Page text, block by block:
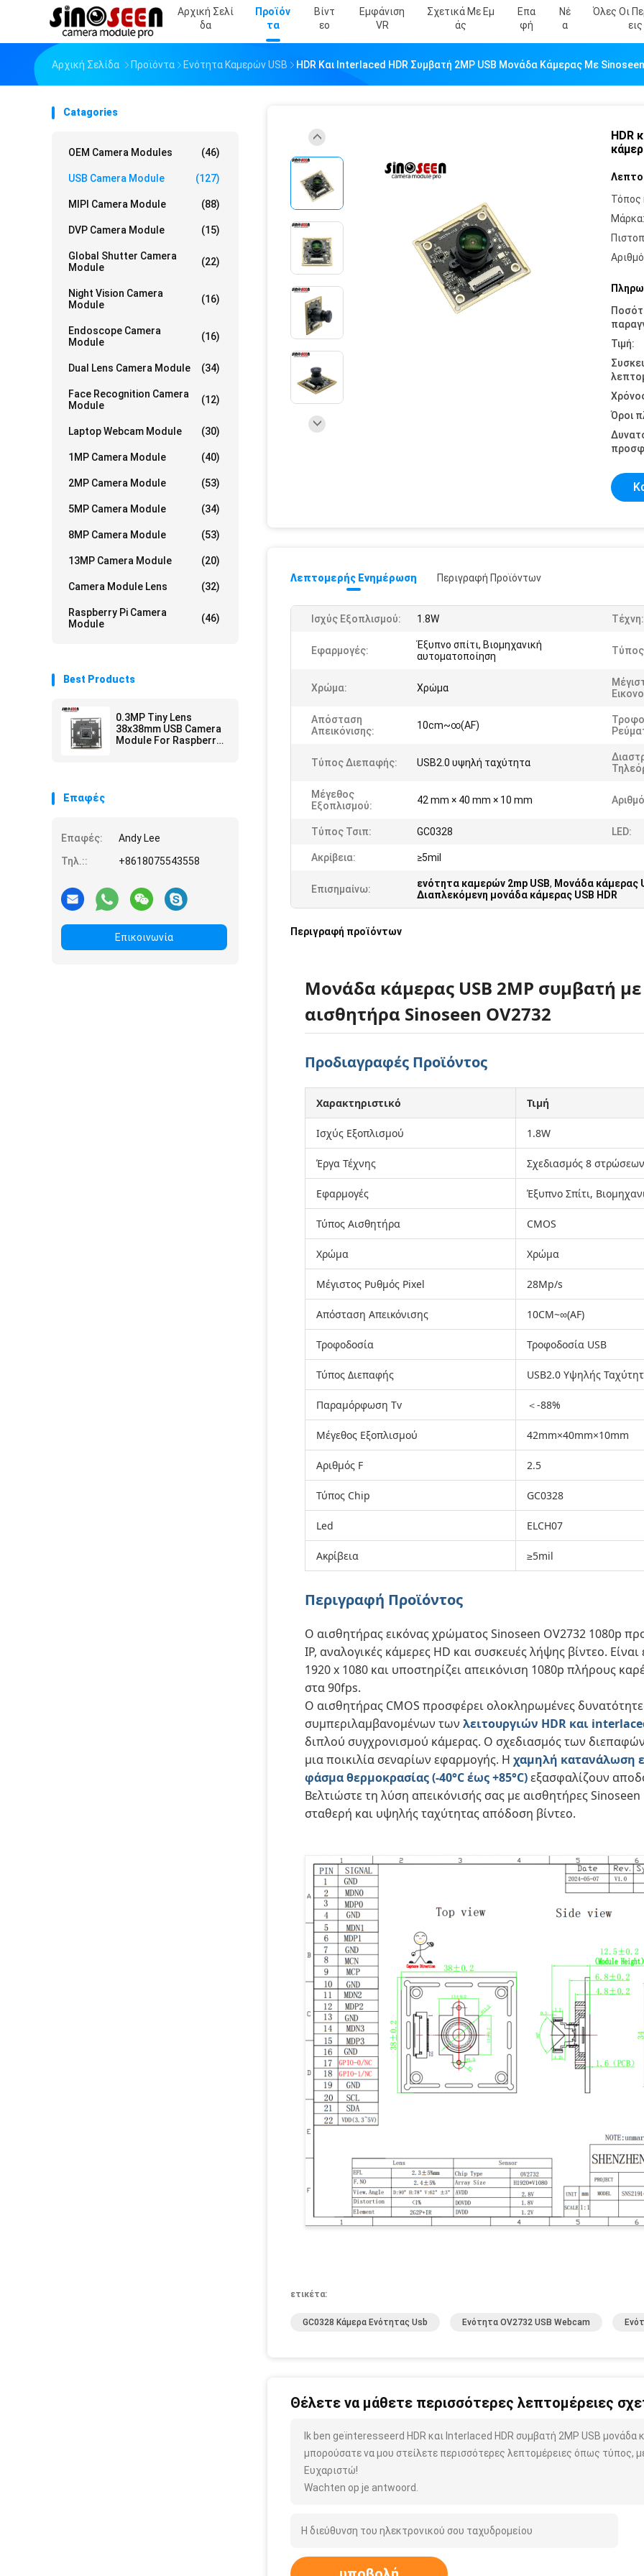
Αρχική Σελί
Δα
Προϊόν
Τα
Βίντ
Εο
Εμφάνιση
VR
Σχετικά Με Εμ
Άς
Επα
Φή
Νέ
Α
Όλες Οι
Εις
Αρχική Σελίδα Προϊόντα Ενότητα Καμερών USB HDR Και Interlaced HDR Συμβατή 2MP USB Μονάδα Κάμερας Με
Catagories
OEM Camera Modules (46)
USB Camera Module (127)
MIPI Camera Module (88)
DVP Camera Module (15)
Global Shutter Camera
Module
(22)
Night Vision Camera
Module
(16)
Endoscope Camera
Module
(16)
Dual Lens Camera Module (34)
Face Recognition Camera
Module
(12)
Laptop Webcam Module (30)
1MP Camera Module (40)
2MP Camera Module (53)
5MP Camera Module (34)
8MP Camera Module (53)
13MP Camera Module (20)
Camera Module Lens (32)
Raspberry Pi Camera
Module
(46)
Best Products
0.3MP Tiny Lens
38x38mm USB Camera
Module For Raspberry
Επαφές
Επαφές:
Andy Lee
Τηλ.::
+8618075543558
Επικοινωνία
HDR
Τόπος
Μάρκα:
Τιμή:
Όροι
Λεπτομερής Ενημέρωση Περιγραφή Προϊόντων
Ισχύς Εξοπλισμού: 1.8W Τέχνη:
Εφαρμογές:
Έξυπνο σπίτι, Βιομηχανική
αυτοματοποίηση
Τύπος
Χρώμα: Χρώμα
Απόσταση
Απεικόνισης:
10cm~∞(AF)
Τύπος Διεπαφής: USB2.0 υψηλή ταχύτητα
Μέγεθος
Εξοπλισμού:
42 mm × 40 mm × 10 mm
Τύπος Τσιπ: GC0328 LED:
Ακρίβεια: ≥5mil
Επισημαίνω: ενότητα καμερών 2mp USB, Μονάδα κάμερας
Διαπλεκόμενη μονάδα κάμερας USB HDR
Περιγραφή προϊόντων
Μονάδα κάμερας USB 2MP συμβατή
αισθητήρα Sinoseen OV2732
Προδιαγραφές Προϊόντος
Χαρακτηριστικό Τιμή
Ισχύς Εξοπλισμού 1.8W
Έργα Τέχνης Σχεδιασμός 8 στρώσεων
Εφαρμογές Έξυπνο Σπίτι,
Τύπος Αισθητήρα CMOS
Χρώμα Χρώμα
Μέγιστος Ρυθμός Pixel 28Mp/s
Απόσταση Απεικόνισης 10CM~∞(AF)
Τροφοδοσία Τροφοδοσία USB
Τύπος Διεπαφής USB2.0 Υψηλής
Παραμόρφωση Tv ＜-88%
Μέγεθος Εξοπλισμού 42mm×40mm×10mm
Αριθμός F 2.5
Τύπος Chip GC0328
Led ELCH07
Ακρίβεια ≥5mil
Περιγραφή Προϊόντος
Ο αισθητήρας εικόνας χρώματος Sinoseen OV2732 1080p
IP, αναλογικές κάμερες HD και συσκευές λήψης βίντεο.
1920 x 1080 και υποστηρίζει απεικόνιση 1080p πλήρους
στα 90fps.
Ο αισθητήρας CMOS προσφέρει ολοκληρωμένες
συμπεριλαμβανομένων των λειτουργιών HDR και
διπλού συγχρονισμού κάμερας. Ο σχεδιασμός των διεπαφών
μια ποικιλία σεναρίων εφαρμογής. Η χαμηλή κατανάλωση
φάσμα θερμοκρασίας (-40°C έως +85°C)εξασφαλίζουν
Βελτιώστε τη λύση απεικόνισής σας με αισθητήρες
σταθερή και υψηλής ταχύτητας απόδοση βίντεο.
ετικέτα:
GC0328 Κάμερα Ενότητας Usb Ενότητα OV2732 USB Webcam
Θέλετε να μάθετε περισσότερες λεπτομέρειες
Ik ben geïnteresseerd HDR και Interlaced HDR συμβατή 2MP USB
μπορούσατε να μου στείλετε περισσότερες λεπτομέρειες όπως τύπος,
Ευχαριστώ!
Wachten op je antwoord.